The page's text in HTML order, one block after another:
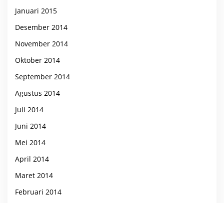
Januari 2015
Desember 2014
November 2014
Oktober 2014
September 2014
Agustus 2014
Juli 2014
Juni 2014
Mei 2014
April 2014
Maret 2014
Februari 2014